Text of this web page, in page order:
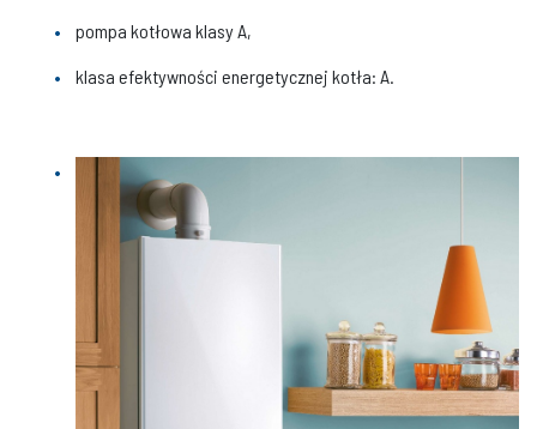
pompa kotłowa klasy A,
klasa efektywności energetycznej kotła: A.